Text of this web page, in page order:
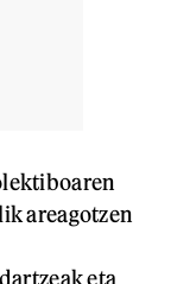
areagotzen
eta